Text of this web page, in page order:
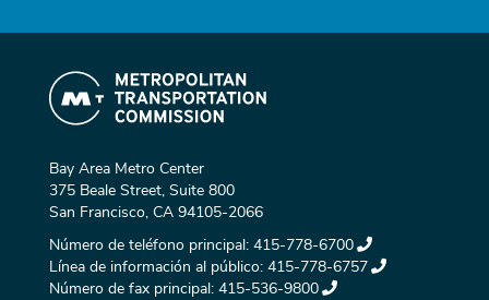
Bay Area Metro Center
375 Beale Street, Suite 800
San Francisco, CA 94105-2066
Número de teléfono principal: 415-778-6700
Línea de información al público: 415-778-6757
Número de fax principal: 415-536-9800